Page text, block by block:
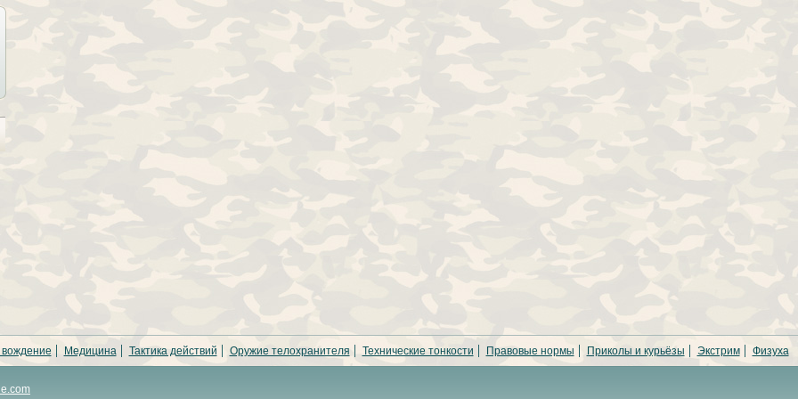
Медицина Тактика действий Оружие телохранителя Технические тонкости Правовые нормы Приколы и курьёзы Экстрим Физуха